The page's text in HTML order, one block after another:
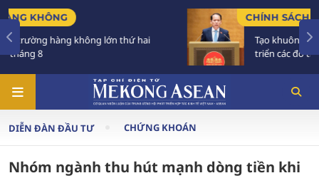
Tạo khuôn khổ pháp lý ổn định, đột phá để phát
DIỄN ĐÀN ĐẦU TƯ CHỨNG KHOÁN
Nhóm ngành thu hút mạnh dòng tiền khi